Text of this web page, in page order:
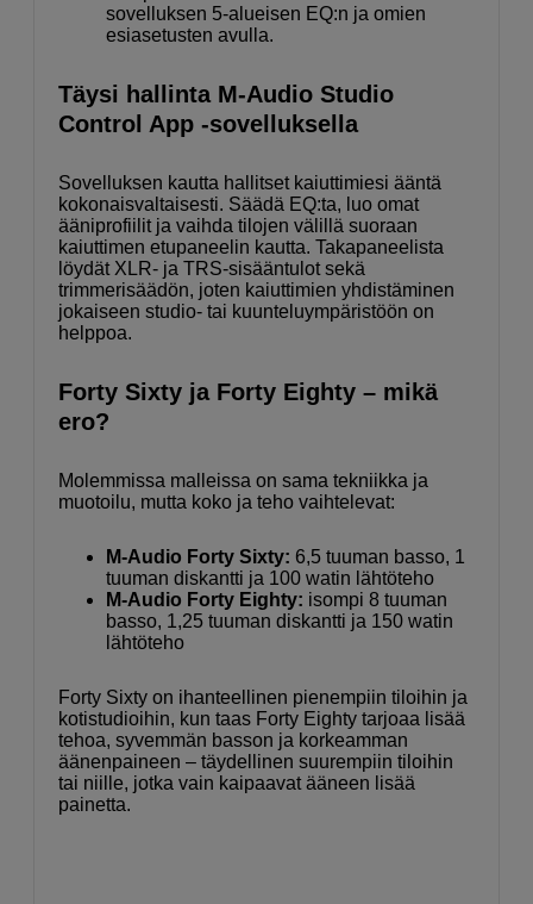
sovelluksen 5-alueisen EQ:n ja omien
esiasetusten avulla.
Täysi hallinta M-Audio Studio
Control App -sovelluksella
Sovelluksen kautta hallitset kaiuttimiesi ääntä
kokonaisvaltaisesti. Säädä EQ:ta, luo omat
ääniprofiilit ja vaihda tilojen välillä suoraan
kaiuttimen etupaneelin kautta. Takapaneelista
löydät XLR- ja TRS-sisääntulot sekä
trimmerisäädön, joten kaiuttimien yhdistäminen
jokaiseen studio- tai kuunteluympäristöön on
helppoa.
Forty Sixty ja Forty Eighty – mikä
ero?
Molemmissa malleissa on sama tekniikka ja
muotoilu, mutta koko ja teho vaihtelevat:
M-Audio Forty Sixty: 6,5 tuuman basso, 1
tuuman diskantti ja 100 watin lähtöteho
M-Audio Forty Eighty: isompi 8 tuuman
basso, 1,25 tuuman diskantti ja 150 watin
lähtöteho
Forty Sixty on ihanteellinen pienempiin tiloihin ja
kotistudioihin, kun taas Forty Eighty tarjoaa lisää
tehoa, syvemmän basson ja korkeamman
äänenpaineen – täydellinen suurempiin tiloihin
tai niille, jotka vain kaipaavat ääneen lisää
painetta.